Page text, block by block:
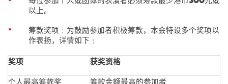
以上。
筹款奖项﹕为鼓励参加者积极筹款，本会特设多个奖项以
作表扬，详情如下﹕
奖项 获奖资格
个人最高筹款奖 筹款金额最高的参加者